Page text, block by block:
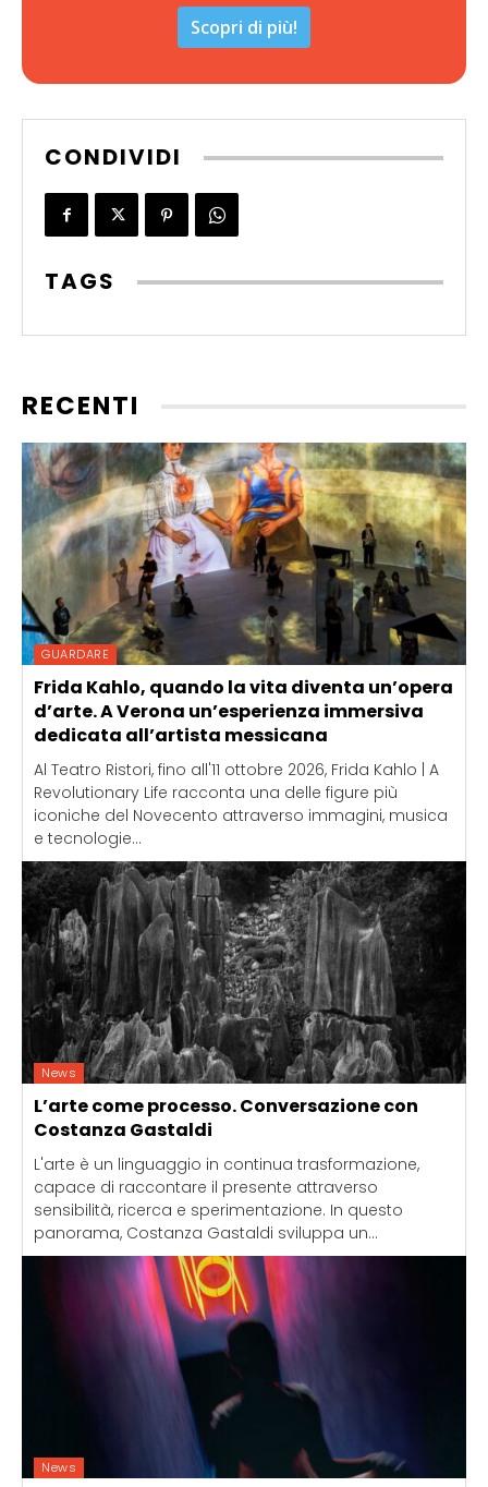
Scopri di più!
CONDIVIDI
TAGS
RECENTI
GUARDARE
Frida Kahlo, quando la vita diventa un’opera
d’arte. A Verona un’esperienza immersiva
dedicata all’artista messicana
Al Teatro Ristori, fino all'11 ottobre 2026, Frida Kahlo | A
Revolutionary Life racconta una delle figure più
iconiche del Novecento attraverso immagini, musica
e tecnologie...
News
L’arte come processo. Conversazione con
Costanza Gastaldi
L'arte è un linguaggio in continua trasformazione,
capace di raccontare il presente attraverso
sensibilità, ricerca e sperimentazione. In questo
panorama, Costanza Gastaldi sviluppa un...
News